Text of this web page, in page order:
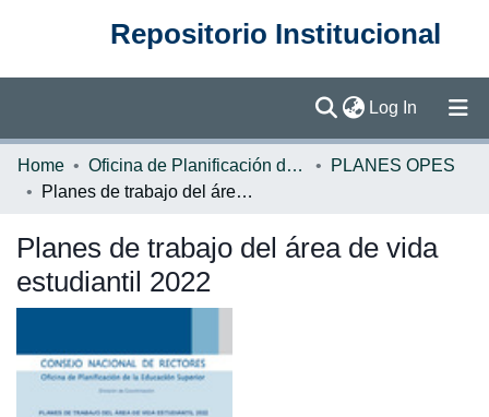
Repositorio Institucional
Log In (current)
Communities & Collections
Statistics
Home Oficina de Planificación de la Educación Superior (OPES)
PLANES OPES
Planes de trabajo del área de vida estudiantil 2022
Planes de trabajo del área de vida
estudiantil 2022